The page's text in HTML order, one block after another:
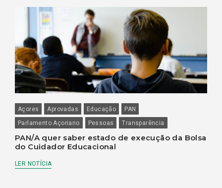
Açores Aprovadas Educação
PAN
Parlamento Açoriano
Pessoas Transparência
PAN/A quer saber estado de execução da Bolsa
do Cuidador Educacional
LER NOTÍCIA